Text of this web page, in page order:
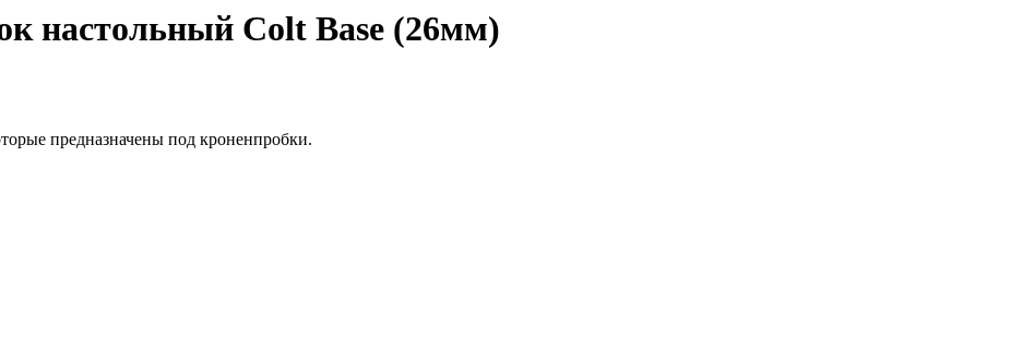
настольный Colt Base (26мм)
предназначены под кроненпробки.